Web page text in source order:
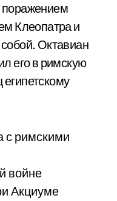
поражением
Клеопатра и
Октавиан
его в римскую
с римскими
войне
Акциуме